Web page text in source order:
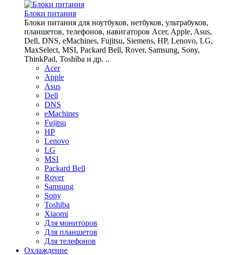
Блоки питания
Блоки питания для ноутбуков, нетбуков, ультрабуков,
планшетов, телефонов, навигаторов Acer, Apple, Asus,
Dell, DNS, eMachines, Fujitsu, Siemens, HP, Lenovo, LG,
MaxSelect, MSI, Packard Bell, Rover, Samsung, Sony,
ThinkPad, Toshiba и др. ..
Acer
Apple
Asus
Dell
DNS
eMachines
Fujitsu
HP
Lenovo
LG
MSI
Packard Bell
Rover
Samsung
Sony
Toshiba
Xiaomi
Для мониторов
Для планшетов
Для телефонов
Охлаждение